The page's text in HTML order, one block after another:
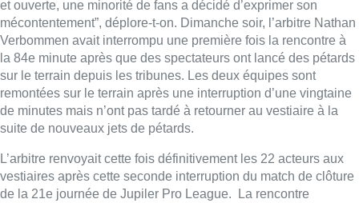
0-1. Elle se poursuivra mercredi à huis clos et leRWDM
s’acquitter d’une amende de 50.000 euros. Les frais
occasionnés au club eupenois à l’occasion de la reprise du
match seront intégralement couverts par leRWDM . Une
procédure disciplinaire est par ailleurs en cours devant l’Union
belge de football.
Lire aussi |L’édito de Fabrice Grosfilley : les supporters et
l’esprit sportif